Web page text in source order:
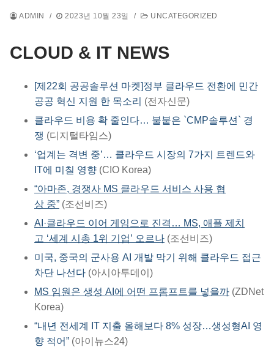
ADMIN / 2023년 10월 23일 / UNCATEGORIZED
CLOUD & IT NEWS
[제22회 공공솔루션 마켓]정부 클라우드 전환에 민간
공공 혁신 지원 한 목소리 (전자신문)
클라우드 비용 확 줄인다… 불붙은 `CMP솔루션` 경
쟁 (디지털타임스)
‘업계는 격변 중’… 클라우드 시장의 7가지 트렌드와
IT에 미칠 영향 (CIO Korea)
“아마존, 경쟁사 MS 클라우드 서비스 사용 협
상 중” (조선비즈)
AI·클라우드 이어 게임으로 진격… MS, 애플 제치
고 ‘세계 시총 1위 기업’ 오르나 (조선비즈)
미국, 중국의 군사용 AI 개발 막기 위해 클라우드 접근
차단 나선다 (아시아투데이)
MS 임원은 생성 AI에 어떤 프롬프트를 넣을까 (ZDNet
Korea)
“내년 전세계 IT 지출 올해보다 8% 성장…생성형AI 영
향 적어” (아이뉴스24)